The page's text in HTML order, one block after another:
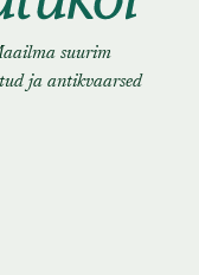
suurim
ja antikvaarsed